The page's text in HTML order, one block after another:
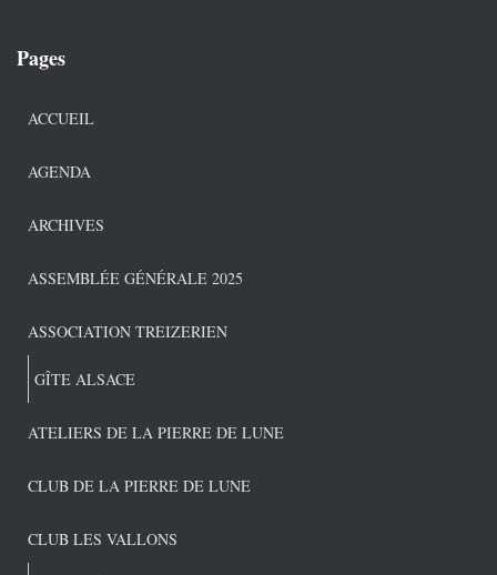
Pages
ACCUEIL
AGENDA
ARCHIVES
ASSEMBLÉE GÉNÉRALE 2025
ASSOCIATION TREIZERIEN
GÎTE ALSACE
ATELIERS DE LA PIERRE DE LUNE
CLUB DE LA PIERRE DE LUNE
CLUB LES VALLONS